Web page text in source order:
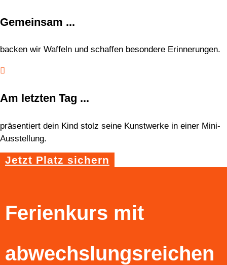
Gemeinsam ...
backen wir Waffeln und schaffen besondere Erinnerungen.

Am letzten Tag ...
präsentiert dein Kind stolz seine Kunstwerke in einer Mini-
Ausstellung.
Jetzt Platz sichern
Ferienkurs mit
abwechslungsreichen